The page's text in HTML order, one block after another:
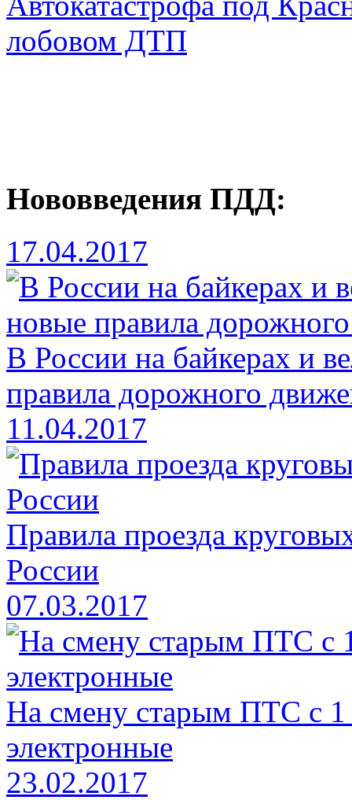
лобовом ДТП
Нововведения ПДД:
17.04.2017
В России на байкерах и
правила дорожного
11.04.2017
Правила проезда
России
07.03.2017
На смену старым ПТС с 1
электронные
23.02.2017